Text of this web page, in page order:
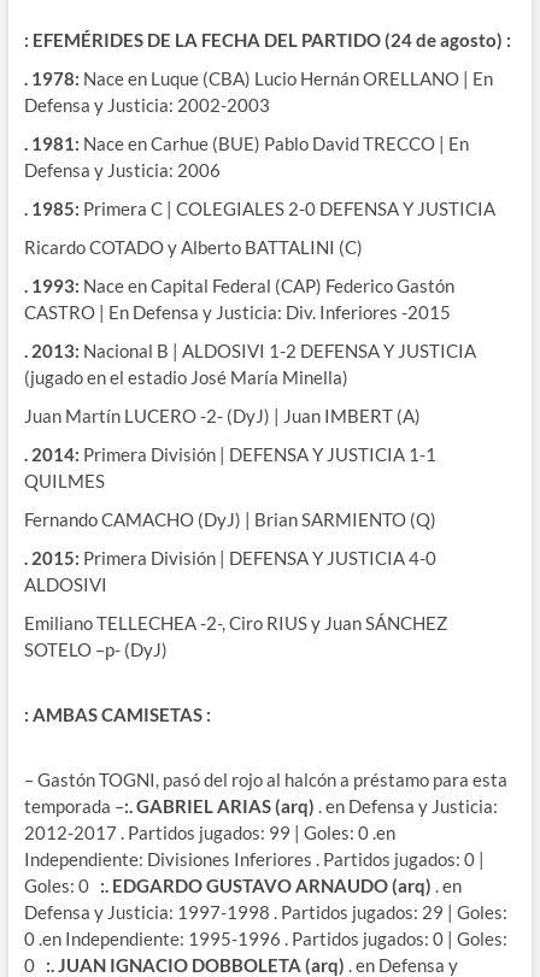
: EFEMÉRIDES DE LA FECHA DEL PARTIDO (24 de agosto) :
. 1978: Nace en Luque (CBA) Lucio Hernán ORELLANO | En
Defensa y Justicia: 2002-2003
. 1981: Nace en Carhue (BUE) Pablo David TRECCO | En
Defensa y Justicia: 2006
. 1985: Primera C | COLEGIALES 2-0 DEFENSA Y JUSTICIA
Ricardo COTADO y Alberto BATTALINI (C)
. 1993: Nace en Capital Federal (CAP) Federico Gastón
CASTRO | En Defensa y Justicia: Div. Inferiores -2015
. 2013: Nacional B | ALDOSIVI 1-2 DEFENSA Y JUSTICIA
(jugado en el estadio José María Minella)
Juan Martín LUCERO -2- (DyJ) | Juan IMBERT (A)
. 2014: Primera División | DEFENSA Y JUSTICIA 1-1
QUILMES
Fernando CAMACHO (DyJ) | Brian SARMIENTO (Q)
. 2015: Primera División | DEFENSA Y JUSTICIA 4-0
ALDOSIVI
Emiliano TELLECHEA -2-, Ciro RIUS y Juan SÁNCHEZ
SOTELO –p- (DyJ)
: AMBAS CAMISETAS :
– Gastón TOGNI, pasó del rojo al halcón a préstamo para esta
temporada –:. GABRIEL ARIAS (arq) . en Defensa y Justicia:
2012-2017 . Partidos jugados: 99 | Goles: 0 .en
Independiente: Divisiones Inferiores . Partidos jugados: 0 |
Goles: 0 :. EDGARDO GUSTAVO ARNAUDO (arq) . en
Defensa y Justicia: 1997-1998 . Partidos jugados: 29 | Goles:
0 .en Independiente: 1995-1996 . Partidos jugados: 0 | Goles:
0 :. JUAN IGNACIO DOBBOLETA (arq) . en Defensa y